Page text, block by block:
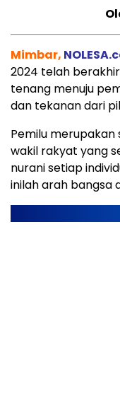
Mimbar,
2024 telah
tenang menuju
dan tekanan dari
Pemilu
wakil rakyat yang
nurani setiap
inilah arah bangsa